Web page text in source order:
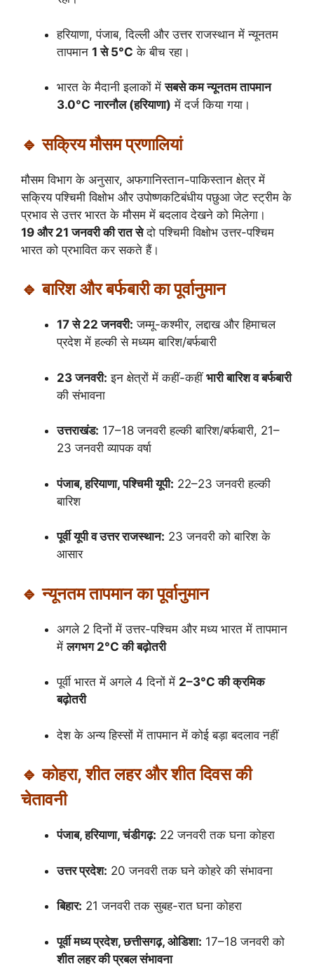
हरियाणा, पंजाब, दिल्ली और उत्तर राजस्थान में न्यूनतम
तापमान 1 से 5°C के बीच रहा।
भारत के मैदानी इलाकों मेंसबसे कम न्यूनतम तापमान
3.0°C नारनौल (हरियाणा) में दर्ज किया गया।
🔹 सक्रिय मौसम प्रणालियां
मौसम विभाग के अनुसार, अफगानिस्तान-पाकिस्तान क्षेत्र में
सक्रिय पश्चिमी विक्षोभ और उपोष्णकटिबंधीय पछुआ जेट स्ट्रीम के
प्रभाव से उत्तर भारत के मौसम में बदलाव देखने को मिलेगा।
19 और 21 जनवरी की रात सेदो पश्चिमी विक्षोभ उत्तर-पश्चिम
भारत को प्रभावित कर सकते हैं।
🔹 बारिश और बर्फबारी का पूर्वानुमान
17 से 22 जनवरी: जम्मू-कश्मीर, लद्दाख और हिमाचल
प्रदेश में हल्की से मध्यम बारिश/बर्फबारी
23 जनवरी: इन क्षेत्रों में कहीं-कहींभारी बारिश व बर्फबारी
की संभावना
उत्तराखंड: 17–18 जनवरी हल्की बारिश/बर्फबारी, 21–
23 जनवरी व्यापक वर्षा
पंजाब, हरियाणा, पश्चिमी यूपी: 22–23 जनवरी हल्की
बारिश
पूर्वी यूपी व उत्तर राजस्थान: 23 जनवरी को बारिश के
आसार
🔹 न्यूनतम तापमान का पूर्वानुमान
अगले 2 दिनों में उत्तर-पश्चिम और मध्य भारत में तापमान
मेंलगभग 2°C की बढ़ोतरी
पूर्वी भारत में अगले 4 दिनों में 2–3°C की क्रमिक
बढ़ोतरी
देश के अन्य हिस्सों में तापमान में कोई बड़ा बदलाव नहीं
🔹 कोहरा, शीत लहर और शीत दिवस की
चेतावनी
पंजाब, हरियाणा, चंडीगढ़: 22 जनवरी तक घना कोहरा
उत्तर प्रदेश: 20 जनवरी तक घने कोहरे की संभावना
बिहार: 21 जनवरी तक सुबह-रात घना कोहरा
पूर्वी मध्य प्रदेश, छत्तीसगढ़, ओडिशा: 17–18 जनवरी को
शीत लहर की प्रबल संभावना